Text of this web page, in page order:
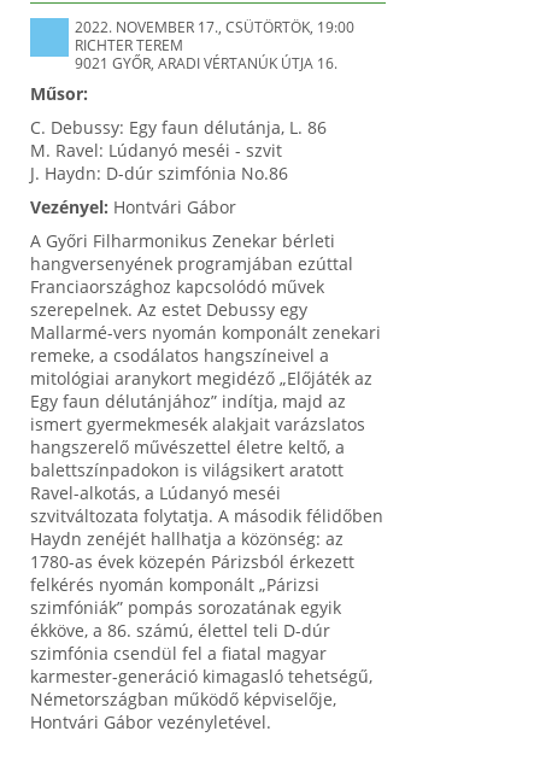
2022. NOVEMBER 17., CSÜTÖRTÖK, 19:00
RICHTER TEREM
9021 GYŐR, ARADI VÉRTANÚK ÚTJA 16.
Műsor:
C. Debussy: Egy faun délutánja, L. 86
M. Ravel: Lúdanyó meséi - szvit
J. Haydn: D-dúr szimfónia No.86
Vezényel: Hontvári Gábor
A Győri Filharmonikus Zenekar bérleti
hangversenyének programjában ezúttal
Franciaországhoz kapcsolódó művek
szerepelnek. Az estet Debussy egy
Mallarmé-vers nyomán komponált zenekari
remeke, a csodálatos hangszíneivel a
mitológiai aranykort megidéző „Előjáték az
Egy faun délutánjához” indítja, majd az
ismert gyermekmesék alakjait varázslatos
hangszerelő művészettel életre keltő, a
balettszínpadokon is világsikert aratott
Ravel-alkotás, a Lúdanyó meséi
szvitváltozata folytatja. A második félidőben
Haydn zenéjét hallhatja a közönség: az
1780-as évek közepén Párizsból érkezett
felkérés nyomán komponált „Párizsi
szimfóniák” pompás sorozatának egyik
ékköve, a 86. számú, élettel teli D-dúr
szimfónia csendül fel a fiatal magyar
karmester-generáció kimagasló tehetségű,
Németországban működő képviselője,
Hontvári Gábor vezényletével.